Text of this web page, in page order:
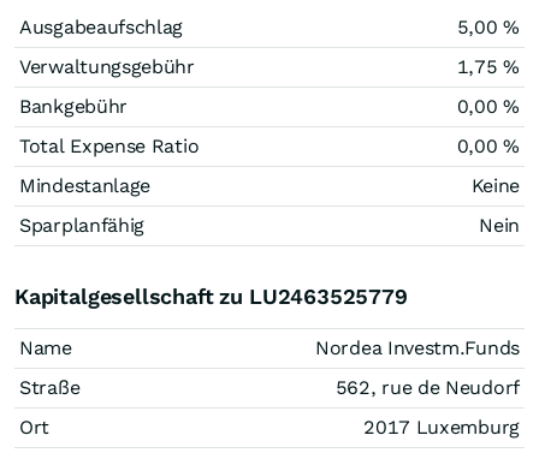
Ausgabeaufschlag
5,00 %
Verwaltungsgebühr
1,75 %
Bankgebühr
0,00 %
Total Expense Ratio
0,00 %
Mindestanlage
Keine
Sparplanfähig
Nein
Kapitalgesellschaft zu LU2463525779
Name
Nordea Investm.Funds
Straße
562, rue de Neudorf
Ort
2017 Luxemburg